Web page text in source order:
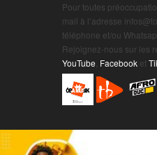
Pour toutes
mail à l’adresse
téléphone et/ou
Rejoignez-nous sur les
YouTube Facebook et